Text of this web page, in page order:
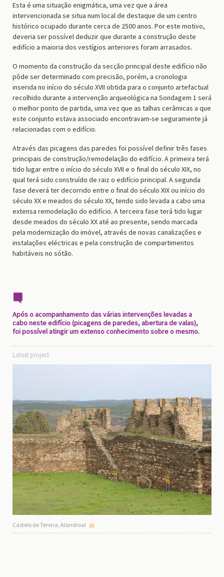
Esta é uma situação enigmática, uma vez que a área
intervencionada se situa num local de destaque de um centro
histórico ocupado durante cerca de 2500 anos. Por este motivo,
deveria ser possível deduzir que durante a construção deste
edifício a maioria dos vestígios anteriores foram arrasados.
O momento da construção da secção principal deste edifício não
pôde ser determinado com precisão, porém, a cronologia
inserida no início do século XVII obtida para o conjunto artefactual
recolhido durante a intervenção arqueológica na Sondagem 1 será
o melhor ponto de partida, uma vez que as talhas cerâmicas a que
este conjunto estava associado encontravam-se seguramente já
relacionadas com o edifício.
Através das picagens das paredes foi possível definir três fases
principais de construção/remodelação do edifício. A primeira terá
tido lugar entre o início do século XVII e o final do século XIX, no
qual terá sido construído de raiz o edifício principal. A segunda
fase deverá ter decorrido entre o final do século XIX ou início do
século XX e meados do século XX, tendo sido levada a cabo uma
extensa remodelação do edifício. A terceira fase terá tido lugar
desde meados do século XX até ao presente, sendo marcada
pela modernização do imóvel, através de novas canalizações e
instalações eléctricas e pela construção de compartimentos
habitáveis no sótão.
Após o acompanhamento das várias intervenções levadas a
cabo neste edifício (picagens de paredes, abertura de valas),
foi possível atingir um extenso conhecimento sobre o mesmo.
Latest project
Castelo de Terena, Alandroal